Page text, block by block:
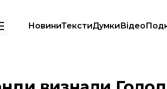
НовиниТекстиДумкиВідео
геноцидом українського народу